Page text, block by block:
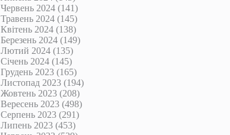
Червень 2024 (141)
Травень 2024 (145)
Квітень 2024 (138)
Березень 2024 (149)
Лютий 2024 (135)
Січень 2024 (145)
Грудень 2023 (165)
Листопад 2023 (194)
Жовтень 2023 (208)
Вересень 2023 (498)
Серпень 2023 (291)
Липень 2023 (453)